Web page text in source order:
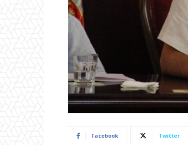
Facebook Twitter